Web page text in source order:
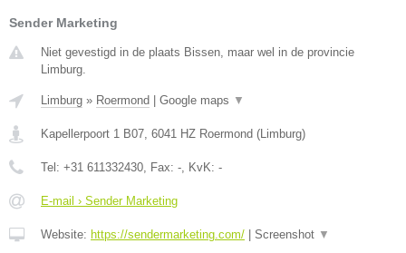
Sender Marketing
Niet gevestigd in de plaats Bissen, maar wel in de provincie
Limburg.
Limburg » Roermond Google maps ▼
Kapellerpoort 1 B07 6041 HZ Roermond ( Limburg)
Tel: +31 611332430 , Fax: - , KvK: -
E-mail › Sender Marketing
Website: https://sendermarketing.com/ Screenshot ▼